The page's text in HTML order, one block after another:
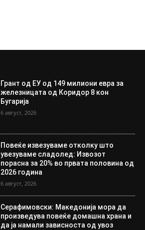
Грант од ЕУ од 149 милиони евра за
железницата од Коридор 8 кон
Бугарија
6 август, 2026
Повеќе извезуваме отколку што
увезуваме сладолед: Извозот
порасна за 20% во првата половина од
2026 година
6 август, 2026
Серафимовски: Македонија мора да
произведува повеќе домашна храна и
да ја намали зависноста од увоз